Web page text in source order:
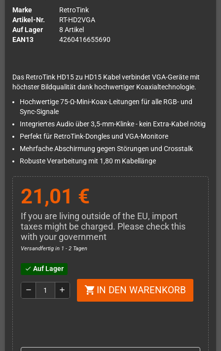
Marke
RetroTink
Artikel-Nr.
RT-HD2VGA
Auf Lager
8 Artikel
EAN13
4260416655690
Das RetroTink HD15 zu HD15 Kabel verbindet VGA-Geräte mit
höchster Bildqualität dank hochwertiger Koaxialtechnologie.
Hochwertige 75-Ω-Mini-Koax-Leitungen für alle RGB- und
Sync-Signale
Integriertes Audio über 3,5-mm-Klinke - kein Extra-Kabel nötig
Perfekt für RetroTink-Dongles und VGA-Monitore
Mehrfache Abschirmung gegen Störungen und Crosstalk
Robuste Verarbeitung mit 1,80 m Kabellänge
21,01 €
If you are living outside of the EU, import
taxes might be charged. Please check this
with your government
Versandfertig in 1 - 2 Tagen
check Auf Lager
remove add shopping_cart IN DEN WARENKORB